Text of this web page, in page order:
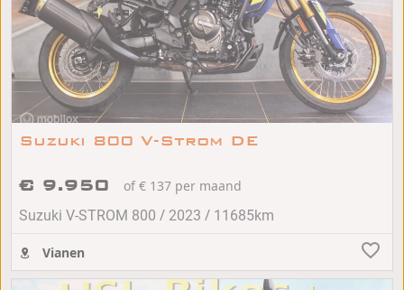
Suzuki 800 V-Strom DE
€ 9.950
of € 137 per maand
Suzuki V-STROM 800 / 2023 / 11685km
Vianen